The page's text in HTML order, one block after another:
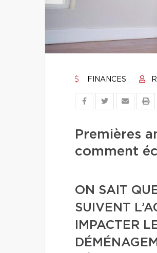
FINANCES
Premières
comment
ON SAIT
SUIVENT
IMPACTER